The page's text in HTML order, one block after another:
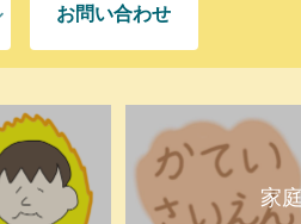
お問い合わせ
家